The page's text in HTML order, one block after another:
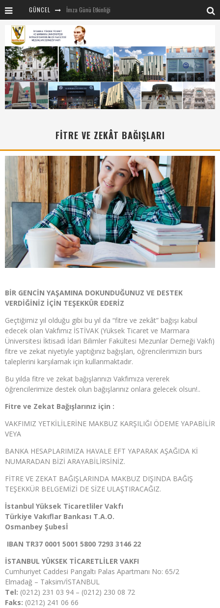
GÜNCEL İmza Günü Etkinliği
İSTİVAK 2025 Nisan Ayı Yönetim Kurulu Toplantısı
Mentör-Marmara projesi Kahvaltı Buluşması
“RUH VE BEDENİN UYANIŞI” konulu etkinliğimizden kareler
SAHNE SANATLARINDA İZ BIRAKAN CUMHURİYET KADINLARI
FITRE VE ZEKÂT BAĞIŞLARI
BİR GENCİN YAŞAMINA DOKUNDUĞUNUZ VE DESTEK
VERDİĞİNİZ İÇİN TEŞEKKÜR EDERİZ
Geçtiğimiz yıl olduğu gibi bu yıl da “fitre ve zekât” bağışı kabul
edecek olan Vakfımız İSTİVAK (Yüksek Ticaret ve Marmara
Üniversitesi İktisadi İdari Bilimler Fakültesi Mezunlar Derneği Vakfı)
fitre ve zekat niyetiyle yaptığınız bağışları, öğrencilerimizin burs
taleplerini karşılamak için kullanmaktadır.
Bu yılda fitre ve zekat bağışlarınızı Vakfımıza vererek
öğrencilerimize destek olun bağışlarınız onlara gelecek olsun!..
Fitre ve Zekat Bağışlarınız için :
VAKFIMIZ YETKİLİLERİNE MAKBUZ KARŞILIĞI ÖDEME YAPABİLİR
VEYA
BANKA HESAPLARIMIZA HAVALE EFT YAPARAK AŞAĞIDA Kİ
NUMARADAN BİZİ ARAYABİLİRSİNİZ.
FİTRE VE ZEKAT BAĞIŞLARINDA MAKBUZ DIŞINDA BAĞIŞ
TEŞEKKÜR BELGEMİZİ DE SİZE ULAŞTIRACAĞIZ.
İ̇stanbul Yüksek Ticaretliler Vakfı
Türkiye Vakıflar Bankası T.A.O.
Osmanbey Şubesİ
IBAN TR37 0001 5001 5800 7293 3146 22
İSTANBUL YÜKSEK TİCARETLİLER VAKFI
Cumhuriyet Caddesi Pangaltı Palas Apartmanı No: 65/2
Elmadağ – Taksim/İSTANBUL
Tel: (0212) 231 03 94 – (0212) 230 08 72
Faks: (0212) 241 06 66